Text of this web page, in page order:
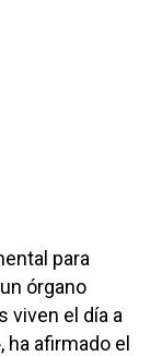
para
órgano
viven el día a
afirmado el